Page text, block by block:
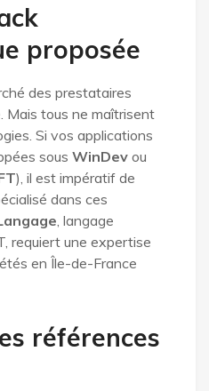
proposée
des prestataires
Mais tous ne maîtrisent
Si vos applications
sous WinDev ou
), il est impératif de
dans ces
, langage
requiert une expertise
en Île-de-France
références